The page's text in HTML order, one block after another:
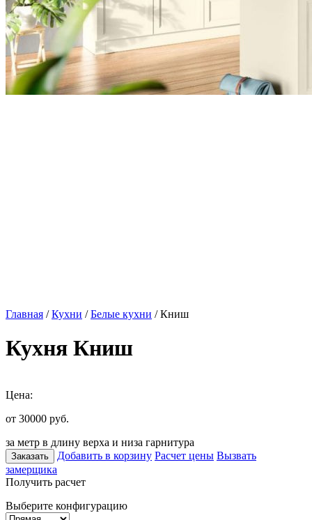
Главная /Кухни /Белые кухни / Книш
Кухня Книш
Цена:
от 30000 руб.
за метр в длину верха и низа гарнитура
Заказать Добавить в корзину Расчет цены Вызвать
замерщика
Получить расчет
Выберите конфигурацию